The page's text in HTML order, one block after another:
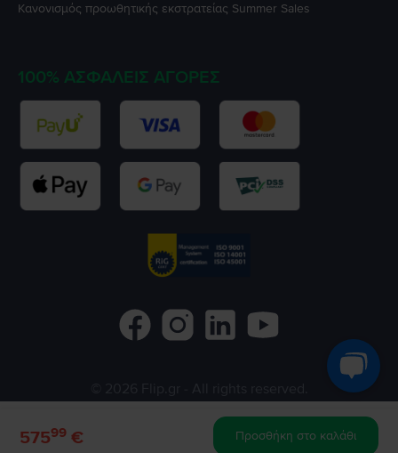
57599 € Προσθήκη στο καλάθι
Κανονισμός προωθητικής εκστρατείας Summer Sales
100% ΑΣΦΑΛΕΊΣ ΑΓΟΡΈΣ